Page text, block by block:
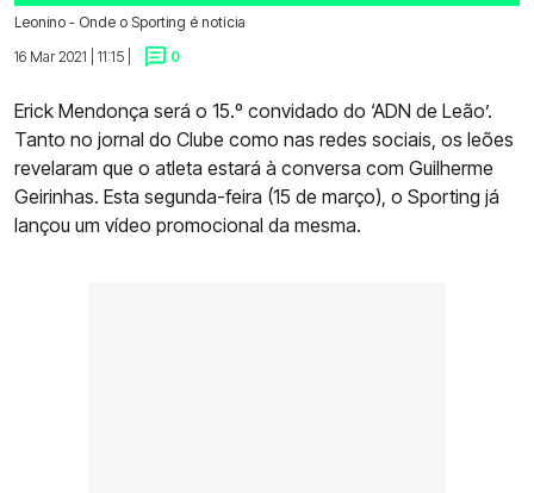
Leonino - Onde o Sporting é notícia
16 Mar 2021 | 11:15 |
0
Erick Mendonça será o 15.º convidado do ‘ADN de Leão’.
Tanto no jornal do Clube como nas redes sociais, os leões
revelaram que o atleta estará à conversa com Guilherme
Geirinhas. Esta segunda-feira (15 de março), o Sporting já
lançou um vídeo promocional da mesma.